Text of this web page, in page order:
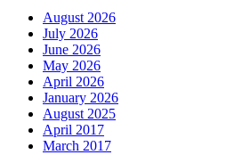
August 2026
July 2026
June 2026
May 2026
April 2026
January 2026
August 2025
April 2017
March 2017